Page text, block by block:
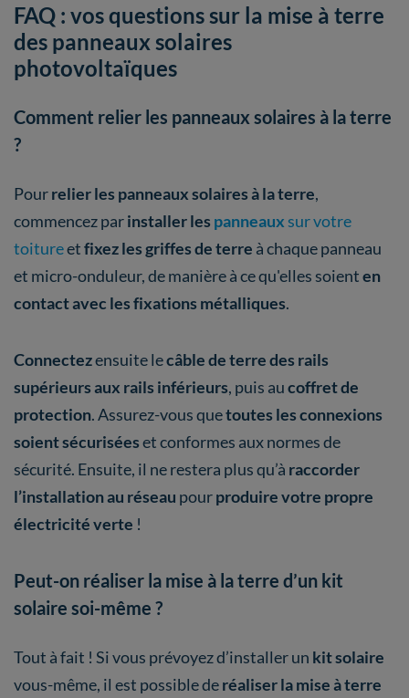
FAQ : vos questions sur la mise à terre
des panneaux solaires
photovoltaïques
Comment relier les panneaux solaires à la terre
?
Pourrelier les panneaux solaires à la terre,
commencez parinstaller les panneauxsur votre
toitureetfixez les griffes de terre à chaque panneau
et micro-onduleur, de manière à ce qu'elles soienten
contact avec les fixations métalliques.
Connectezensuite lecâble de terre des rails
supérieurs aux rails inférieurs, puis aucoffret de
protection. Assurez-vous quetoutes les connexions
soient sécuriséeset conformes aux normes de
sécurité. Ensuite, il ne restera plus qu’à raccorder
l’installation au réseau pourproduire votre propre
électricité verte !
Peut-on réaliser la mise à la terre d’un kit
solaire soi-même ?
Tout à fait ! Si vous prévoyez d’installer un kit solaire
vous-même, il est possible deréaliser la mise à terre